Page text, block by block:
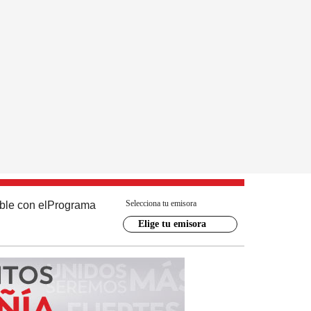
con el Programa Selecciona tu emisora
Elige tu emisora